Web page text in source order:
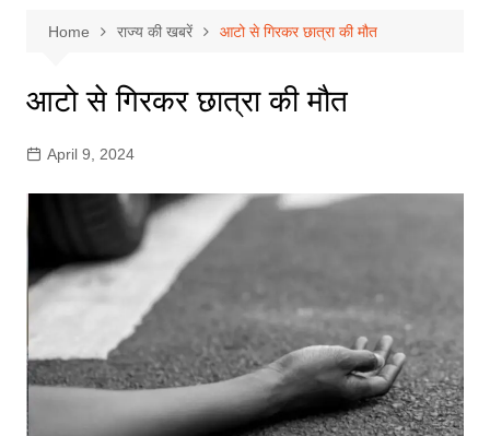
Home राज्य की खबरें आटो से गिरकर छात्रा की मौत
आटो से गिरकर छात्रा की मौत
April 9, 2024